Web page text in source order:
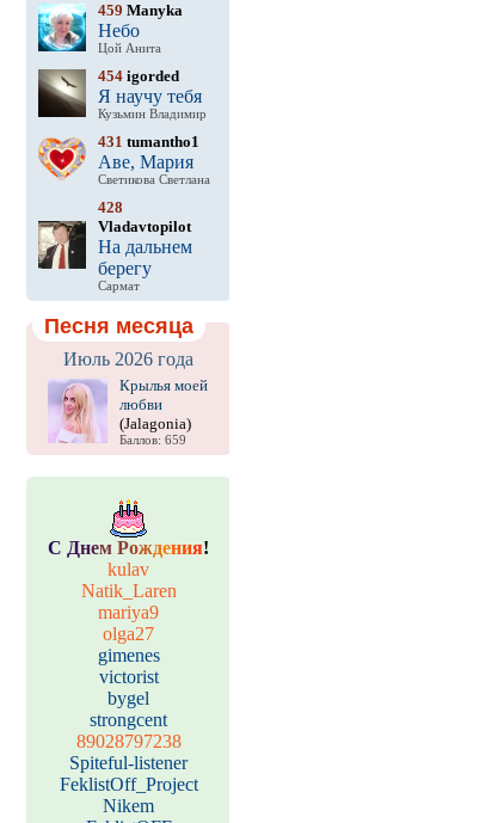
459 Manyka
Небо
Цой Анита
454igorded
Я научу тебя
Кузьмин Владимир
431 tumantho1
Аве, Мария
Светикова Светлана
428
Vladavtopilot
На дальнем
берегу
Сармат
Песня месяца
Июль 2026 года
Крылья моей
любви
(Jalagonia)
Баллов: 659
С Днем Рождения!
kulav
Natik_Laren
mariya9
olga27
gimenes
victorist
bygel
strongcent
89028797238
Spiteful-listener
FeklistOff_Project
Nikem